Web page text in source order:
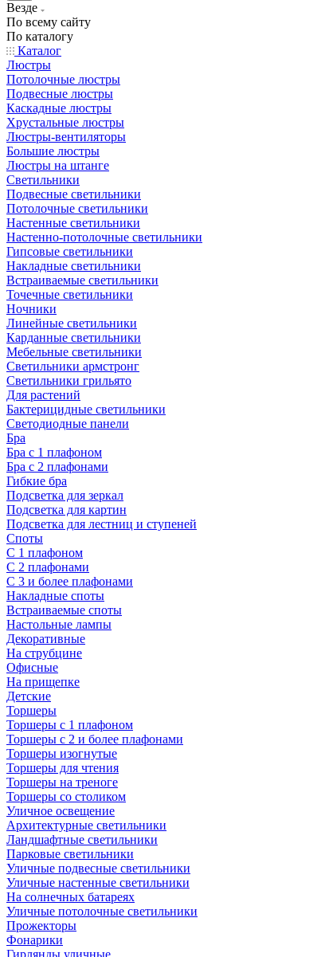
Везде
По всему сайту
По каталогу
Каталог
Люстры
Потолочные люстры
Подвесные люстры
Каскадные люстры
Хрустальные люстры
Люстры-вентиляторы
Большие люстры
Люстры на штанге
Светильники
Подвесные светильники
Потолочные светильники
Настенные светильники
Настенно-потолочные светильники
Гипсовые светильники
Накладные светильники
Встраиваемые светильники
Точечные светильники
Ночники
Линейные светильники
Карданные светильники
Мебельные светильники
Светильники армстронг
Светильники грильято
Для растений
Бактерицидные светильники
Светодиодные панели
Бра
Бра с 1 плафоном
Бра с 2 плафонами
Гибкие бра
Подсветка для зеркал
Подсветка для картин
Подсветка для лестниц и ступеней
Споты
С 1 плафоном
С 2 плафонами
С 3 и более плафонами
Накладные споты
Встраиваемые споты
Настольные лампы
Декоративные
На струбцине
Офисные
На прищепке
Детские
Торшеры
Торшеры с 1 плафоном
Торшеры с 2 и более плафонами
Торшеры изогнутые
Торшеры для чтения
Торшеры на треноге
Торшеры со столиком
Уличное освещение
Архитектурные светильники
Ландшафтные светильники
Парковые светильники
Уличные подвесные светильники
Уличные настенные светильники
На солнечных батареях
Уличные потолочные светильники
Прожекторы
Фонарики
Гирлянды уличные